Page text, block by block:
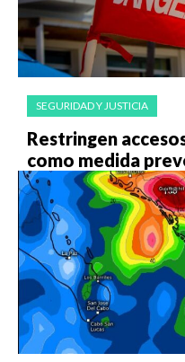
SEGURIDAD Y JUSTICIA
Restringen
como medida